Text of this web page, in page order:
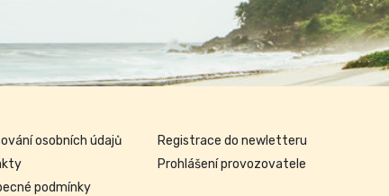
osobních údajů
podmínky
Registrace do newletteru
Prohlášení provozovatele